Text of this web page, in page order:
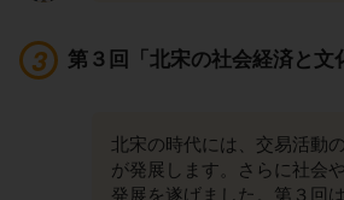
第３回「北宋の社会経済と文
北宋の時代には、交易活動
が発展します。さらに社会
発展を遂げました。第３回は